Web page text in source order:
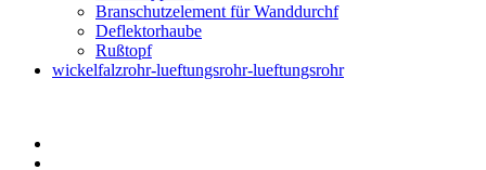
Branschutzelement für Wanddurchf
Deflektorhaube
Rußtopf
wickelfalzrohr-lueftungsrohr-lueftungsrohr